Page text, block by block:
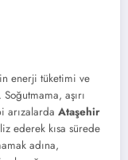
enerji tüketimi ve
aşırı
arızalarda Ataşehir
ederek kısa sürede
adına,